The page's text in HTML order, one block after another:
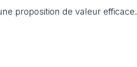
proposition de valeur efficace.